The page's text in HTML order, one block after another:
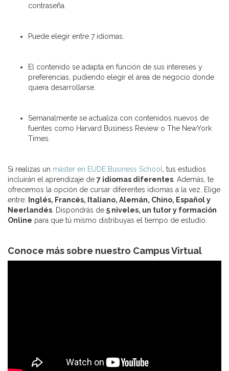
contraseña.
Puede elegir entre 7 idiomas.
El contenido se adapta en función de sus intereses y
preferencias, pudiendo elegir el área de negocio donde
quiera desarrollarse.
Semanalmente se actualiza con contenidos nuevos de
fuentes como Harvard Business Review o The NewYork
Times.
Si realizas un máster en EUDE Business School
, tus estudios
incluirán el aprendizaje de 7 idiomas diferentes . Además, te
ofrecemos la opción de cursar diferentes idiomas a la vez. Elige
entre:
Inglés, Francés, Italiano, Alemán, Chino, Español y
Neerlandés . Dispondrás de 5 niveles, un tutor y formación
Online para que tú mismo distribuyas el tiempo de estudio.
Conoce más sobre nuestro Campus Virtual